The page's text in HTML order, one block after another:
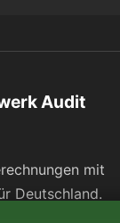
Audit
mit
Deutschland.